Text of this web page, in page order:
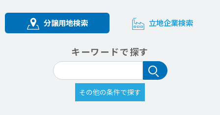
分譲用地検索 立地企業検索
キーワードで探す